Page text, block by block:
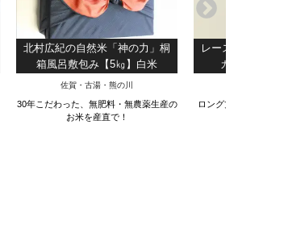
北村広紀の自然米「神の力」桐
箱風呂敷包み【5㎏】白米
佐賀・古湯・熊の川
30年こだわった、無肥料・無農薬生産の
お米を産直で！
レース＆ニット
カート【
ロング丈リバーシブ